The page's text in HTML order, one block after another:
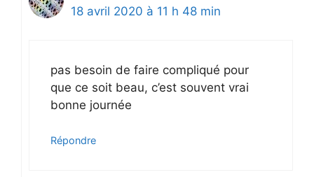
18 avril 2020 à 11 h 48 min
pas besoin de faire compliqué pour
que ce soit beau, c’est souvent vrai
bonne journée
Répondre